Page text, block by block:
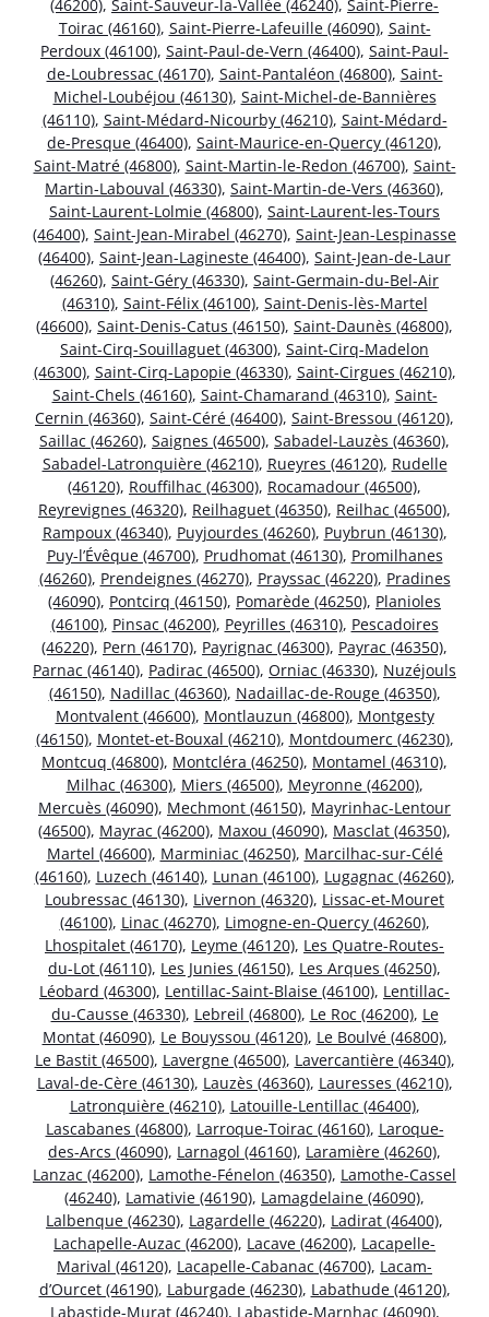
(46200), Saint-Sauveur-la-Vallée (46240), Saint-Pierre-
Toirac (46160), Saint-Pierre-Lafeuille (46090), Saint-
Perdoux (46100), Saint-Paul-de-Vern (46400), Saint-Paul-
de-Loubressac (46170), Saint-Pantaléon (46800), Saint-
Michel-Loubéjou (46130), Saint-Michel-de-Bannières
(46110), Saint-Médard-Nicourby (46210), Saint-Médard-
de-Presque (46400), Saint-Maurice-en-Quercy (46120),
Saint-Matré (46800), Saint-Martin-le-Redon (46700), Saint-
Martin-Labouval (46330), Saint-Martin-de-Vers (46360),
Saint-Laurent-Lolmie (46800), Saint-Laurent-les-Tours
(46400), Saint-Jean-Mirabel (46270), Saint-Jean-Lespinasse
(46400), Saint-Jean-Lagineste (46400), Saint-Jean-de-Laur
(46260), Saint-Géry (46330), Saint-Germain-du-Bel-Air
(46310), Saint-Félix (46100), Saint-Denis-lès-Martel
(46600), Saint-Denis-Catus (46150), Saint-Daunès (46800),
Saint-Cirq-Souillaguet (46300), Saint-Cirq-Madelon
(46300), Saint-Cirq-Lapopie (46330), Saint-Cirgues (46210),
Saint-Chels (46160), Saint-Chamarand (46310), Saint-
Cernin (46360), Saint-Céré (46400), Saint-Bressou (46120),
Saillac (46260), Saignes (46500), Sabadel-Lauzès (46360),
Sabadel-Latronquière (46210), Rueyres (46120), Rudelle
(46120), Rouffilhac (46300), Rocamadour (46500),
Reyrevignes (46320), Reilhaguet (46350), Reilhac (46500),
Rampoux (46340), Puyjourdes (46260), Puybrun (46130),
Puy-l’Évêque (46700), Prudhomat (46130), Promilhanes
(46260), Prendeignes (46270), Prayssac (46220), Pradines
(46090), Pontcirq (46150), Pomarède (46250), Planioles
(46100), Pinsac (46200), Peyrilles (46310), Pescadoires
(46220), Pern (46170), Payrignac (46300), Payrac (46350),
Parnac (46140), Padirac (46500), Orniac (46330), Nuzéjouls
(46150), Nadillac (46360), Nadaillac-de-Rouge (46350),
Montvalent (46600), Montlauzun (46800), Montgesty
(46150), Montet-et-Bouxal (46210), Montdoumerc (46230),
Montcuq (46800), Montcléra (46250), Montamel (46310),
Milhac (46300), Miers (46500), Meyronne (46200),
Mercuès (46090), Mechmont (46150), Mayrinhac-Lentour
(46500), Mayrac (46200), Maxou (46090), Masclat (46350),
Martel (46600), Marminiac (46250), Marcilhac-sur-Célé
(46160), Luzech (46140), Lunan (46100), Lugagnac (46260),
Loubressac (46130), Livernon (46320), Lissac-et-Mouret
(46100), Linac (46270), Limogne-en-Quercy (46260),
Lhospitalet (46170), Leyme (46120), Les Quatre-Routes-
du-Lot (46110), Les Junies (46150), Les Arques (46250),
Léobard (46300), Lentillac-Saint-Blaise (46100), Lentillac-
du-Causse (46330), Lebreil (46800), Le Roc (46200), Le
Montat (46090), Le Bouyssou (46120), Le Boulvé (46800),
Le Bastit (46500), Lavergne (46500), Lavercantière (46340),
Laval-de-Cère (46130), Lauzès (46360), Lauresses (46210),
Latronquière (46210), Latouille-Lentillac (46400),
Lascabanes (46800), Larroque-Toirac (46160), Laroque-
des-Arcs (46090), Larnagol (46160), Laramière (46260),
Lanzac (46200), Lamothe-Fénelon (46350), Lamothe-Cassel
(46240), Lamativie (46190), Lamagdelaine (46090),
Lalbenque (46230), Lagardelle (46220), Ladirat (46400),
Lachapelle-Auzac (46200), Lacave (46200), Lacapelle-
Marival (46120), Lacapelle-Cabanac (46700), Lacam-
d’Ourcet (46190), Laburgade (46230), Labathude (46120),
Labastide-Murat (46240), Labastide-Marnhac (46090),